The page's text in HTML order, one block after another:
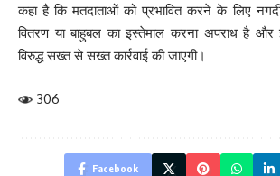
कहा है कि मतदाताओं को प्रभावित करने के लिए
वितरण या बाहुबल का इस्तेमाल करना अपराध है और
विरुद्ध सख्त से सख्त कार्रवाई की जाएगी।
306
Facebook